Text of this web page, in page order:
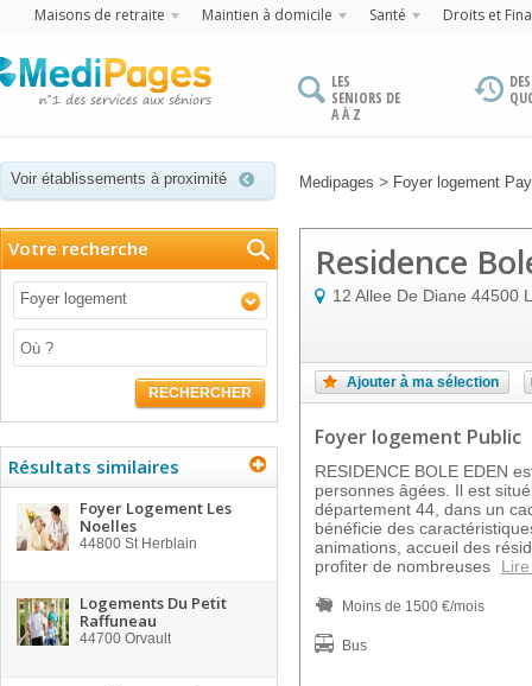
Maisons de retraite Maintien à domicile Santé Droits et
LES
SENIORS DE
A À Z
Voir établissements à proximité Medipages > Foyer logement
Votre recherche
Foyer logement
RECHERCHER
Résultats similaires
Foyer Logement Les
Noelles
44800 St Herblain
Logements Du Petit
Raffuneau
44700 Orvault
Residence
12 Allee De Diane 44500
Ajouter à ma sélection
Foyer logement Public
RESIDENCE BOLE EDEN
personnes âgées. Il est
département 44, dans un
bénéficie des
animations, accueil des
profiter de nombreuses
Moins de 1500 €/mois
Bus